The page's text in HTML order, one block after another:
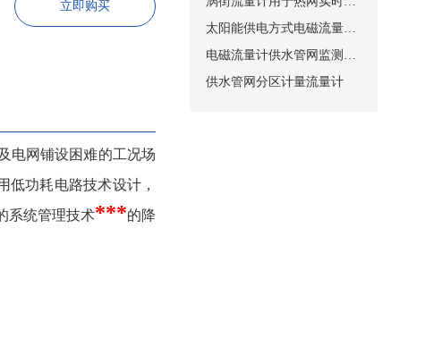
太阳能供电方式电磁流量计设备工作原理示意图
电磁流量计供水管网监测系统总体设置方案
供水管网分区计量流量计
立即购买
电网铺设困难的工况场
低功耗电路技术设计，
系统管理技术***的降